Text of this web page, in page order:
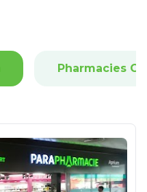
Pharmacies